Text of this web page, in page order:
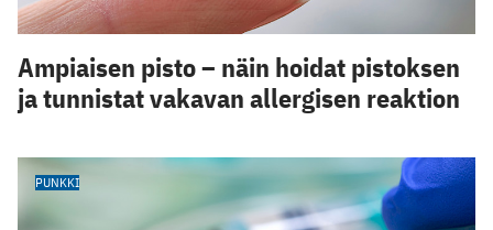
Ampiaisen pisto – näin hoidat pistoksen
ja tunnistat vakavan allergisen reaktion
PUNKKI